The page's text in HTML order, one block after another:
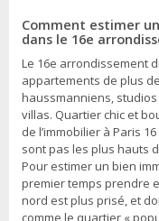
Comment estimer
dans le 16e
Le 16e arrondissement
appartements de plus
haussmanniens,
villas. Quartier chic et
de l’immobilier à Paris
sont pas les plus hauts
Pour estimer un bien
premier temps prendre
nord est plus prisé, et
comme le quartier «